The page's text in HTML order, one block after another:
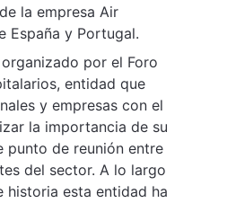
la empresa Air
España y Portugal.
por el Foro
entidad que
y empresas con el
la importancia de su
punto de reunión entre
del sector. A lo largo
historia esta entidad ha